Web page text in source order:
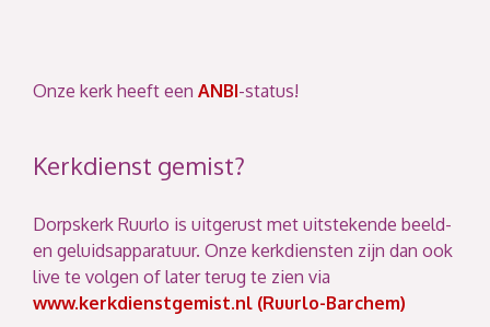
Onze kerk heeft een ANBI-status!
Kerkdienst gemist?
Dorpskerk Ruurlo is uitgerust met uitstekende beeld-
en geluidsapparatuur. Onze kerkdiensten zijn dan ook
live te volgen of later terug te zien via
www.kerkdienstgemist.nl (Ruurlo-Barchem)